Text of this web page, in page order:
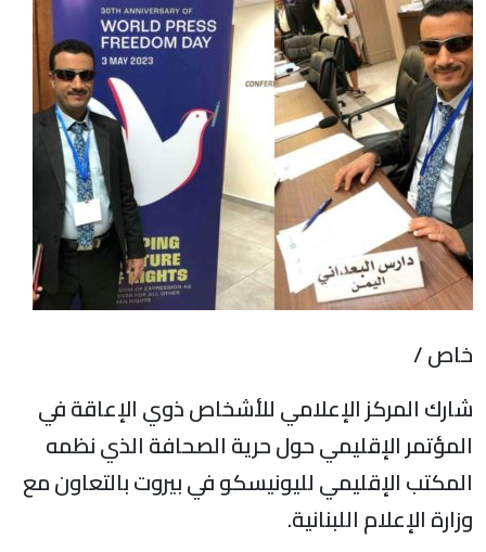
خاص /
شارك المركز الإعلامي للأشخاص ذوي الإعاقة في
المؤتمر الإقليمي حول حرية الصحافة الذي نظمه
المكتب الإقليمي لليونيسكو في بيروت بالتعاون مع
وزارة الإعلام اللبنانية.